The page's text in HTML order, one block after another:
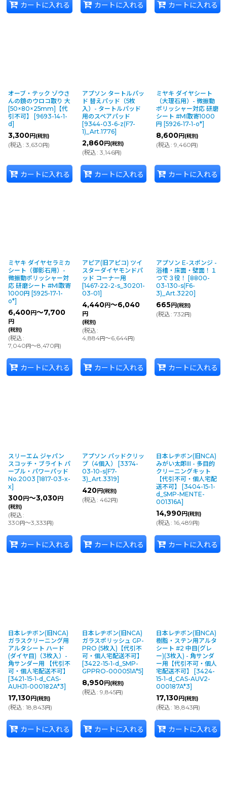
カートに入れる カートに入れる カートに入れる
オーブ・テック ゾウさ
んの鏡のウロコ取り 大
[50×80×25mm]【代
引不可】
[9693-14-1-
d]
3,300円 (税別)
(税込: 3,630円)
カートに入れる
アプソン タートルパッ
ド 替えパッド（5枚
入）- タートルパッド
用のスペアパッド
[9344-03-6-z(F7-
1)_Art.1776]
2,860円 (税別)
(税込: 3,146円)
カートに入れる
ミヤキ ダイヤシート
（大理石用）- 微振動
ポリッシャー対応 研磨
シート #MI取寄1000
円 [5926-17-1-o*]
8,600円 (税別)
(税込: 9,460円)
カートに入れる
ミヤキ ダイヤセラミカ
シート（御影石用）-
微振動ポリッシャー対
応 研磨シート #MI取寄
1000円 [5925-17-1-
o*]
6,400円～7,700
円
(税別)
(税込:
7,040円～8,470円)
カートに入れる
アピア(旧アピコ) ツイ
スターダイヤモンドパ
ッド コーナー用
[1467-22-2-s_30201-
03-01]
4,440円～6,040
円
(税別)
(税込:
4,884円～6,644円)
カートに入れる
アプソン E-スポンジ -
浴槽・床面・壁面！１
つで３役！
[8800-
03-130-s(F6-
3)_Art.3220]
665円 (税別)
(税込: 732円)
カートに入れる
スリーエム ジャパン
スコッチ・ブライト パ
ープル・パワーパッド
No.2003 [1817-03-x-
x]
300円～3,030円
(税別)
(税込:
330円～3,333円)
カートに入れる
アプソン パッドクリッ
プ（4個入）
[3374-
03-10-s(F7-
3)_Art.3319]
420円 (税別)
(税込: 462円)
カートに入れる
日本レヂボン(旧NCA)
みがい太郎III - 多目的
クリーニングキット
【代引不可・個人宅配
送不可】
[3404-15-1-
d_SMP-MENTE-
001316A]
14,990円 (税別)
(税込: 16,489円)
カートに入れる
日本レヂボン(旧NCA)
ガラスクリーニング用
アルタシート ハード
(ダイヤ目)（3枚入）-
角サンダー用 【代引不
可・個人宅配送不可】
[3421-15-1-d_CAS-
AUHJ1-000182A*3]
17,130円 (税別)
(税込: 18,843円)
カートに入れる
日本レヂボン(旧NCA)
ガラスポリッシュ GP-
PRO (5枚入)【代引不
可・個人宅配送不可】
[3422-15-1-d_SMP-
GPPRO-000051A*5]
8,950円 (税別)
(税込: 9,845円)
カートに入れる
日本レヂボン(旧NCA)
樹脂・ステン用アルタ
シート #2 中目(グレ
ー)(3枚入) - 角サンダ
ー用【代引不可・個人
宅配送不可】
[3424-
15-1-d_CAS-AUV2-
000187A*3]
17,130円 (税別)
(税込: 18,843円)
カートに入れる